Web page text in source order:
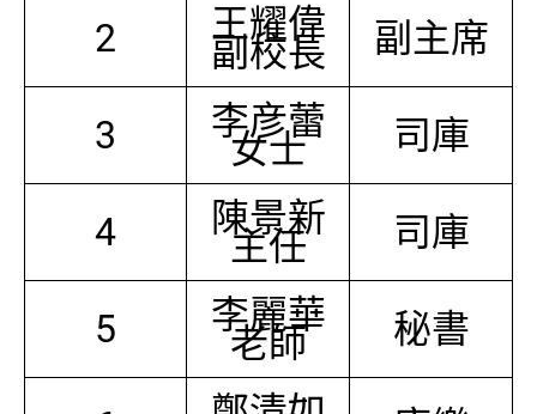
2 王耀偉
副校長 副主席
3 李彦蕾
女士 司庫
4 陳景新
主任 司庫
5 李麗華
老師 秘書